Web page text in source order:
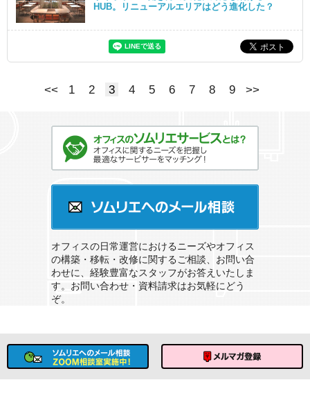
HUB。リニューアルエリアはどう進化した？
<< 1 2 3 4 5 6 7 8 9 >>
オフィスの日常運営におけるニーズやオフィス
の構築・移転・改修に関するご相談、お問い合
わせに、経験豊富なスタッフがお答えいたしま
す。お問い合わせ・資料請求はお気軽にどう
ぞ。